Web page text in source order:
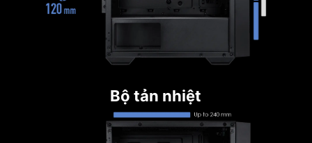
Bộ tản nhiệt